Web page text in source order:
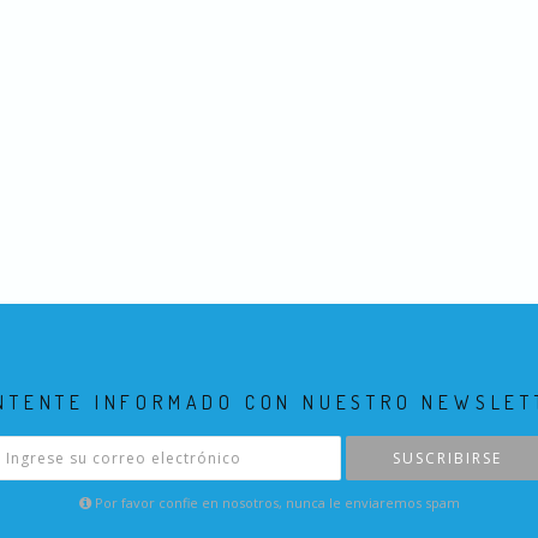
INFORMADO CON NUESTRO
SUSCRIBIRSE
Por favor confie en nosotros, nunca le enviaremos spam